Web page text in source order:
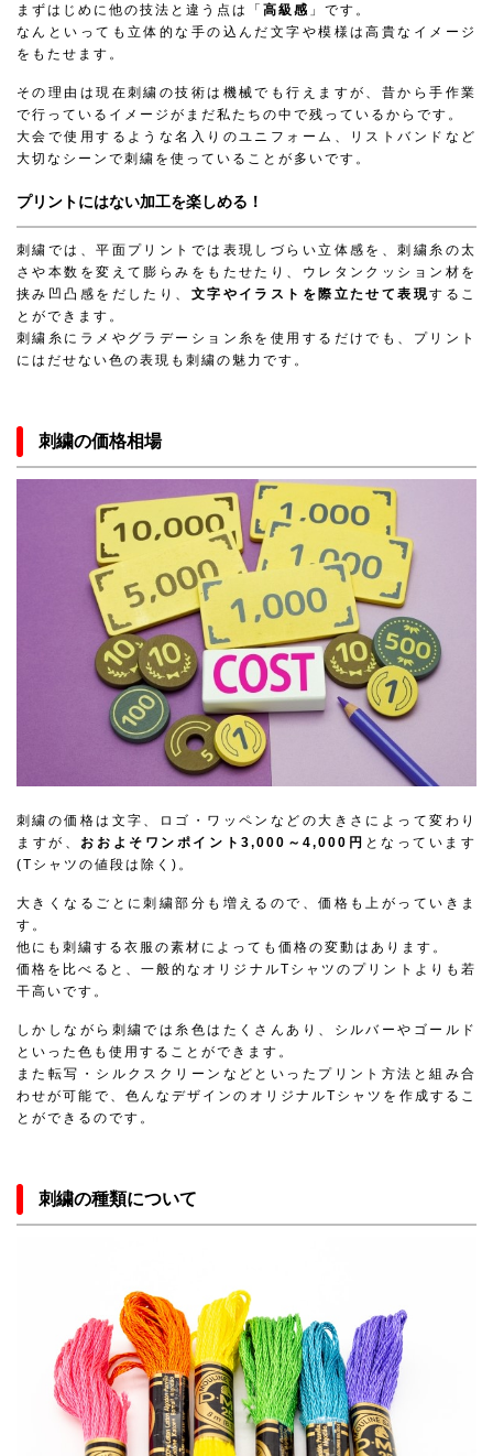
まずはじめに他の技法と違う点は「 高級感 」です。
なんといっても立体的な手の込んだ文字や模様は高貴なイメージ
をもたせます。
その理由は現在刺繍の技術は機械でも行えますが、昔から手作業
で行っているイメージがまだ私たちの中で残っているからです。
大会で使用するような名入りのユニフォーム、リストバンドなど
大切なシーンで刺繍を使っていることが多いです。
プリントにはない加工を楽しめる！
刺繍では、平面プリントでは表現しづらい立体感を、刺繍糸の太
さや本数を変えて膨らみをもたせたり、ウレタンクッション材を
挟み凹凸感をだしたり、 文字やイラストを際立たせて表現するこ
とができます。
刺繍糸にラメやグラデーション糸を使用するだけでも、プリント
にはだせない色の表現も刺繍の魅力です。
刺繍の価格相場
刺繍の価格は文字、ロゴ・ワッペンなどの大きさによって変わり
ますが、 おおよそワンポイント3,000～4,000円 となっています
(Tシャツの値段は除く)。
大きくなるごとに刺繍部分も増えるので、価格も上がっていきま
す。
他にも刺繍する衣服の素材によっても価格の変動はあります。
価格を比べると、一般的なオリジナルTシャツのプリントよりも若
干高いです。
しかしながら刺繍では糸色はたくさんあり、シルバーやゴールド
といった色も使用することができます。
また転写・シルクスクリーンなどといったプリント方法と組み合
わせが可能で、色んなデザインのオリジナルTシャツを作成するこ
とができるのです。
刺繍の種類について